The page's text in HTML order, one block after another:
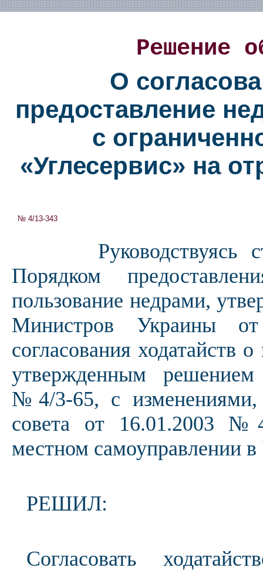
Решение
О
предоставление
с
«Углесервис» на
№ 4/13-343
Руководствуясь
Порядком
пользование недрами,
Министров Украины
согласования ходатайств
утвержденным
№4/3-65, с изменениями,
совета от 16.01.2003
местном самоуправлении в
РЕШИЛ:
Согласовать